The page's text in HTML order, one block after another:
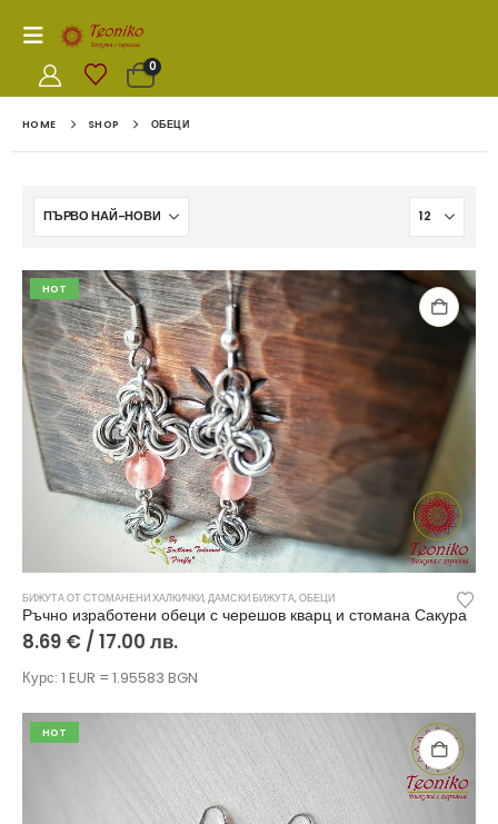
0
HOME SHOP ОБЕЦИ
HOT
БИЖУТА ОТ СТОМАНЕНИ ХАЛКИЧКИ,ДАМСКИ БИЖУТА,ОБЕЦИ
Ръчно изработени обеци с черешов кварц и стомана Сакура
8.69 € / 17.00 лв.
Курс: 1 EUR = 1.95583 BGN
HOT